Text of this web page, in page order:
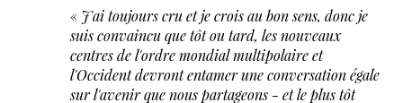
« J'ai toujours cru et je crois au bon sens, donc je
suis convaincu que tôt ou tard, les nouveaux
centres de l'ordre mondial multipolaire et
l'Occident devront entamer une conversation égale
sur l'avenir que nous partageons - et le plus tôt